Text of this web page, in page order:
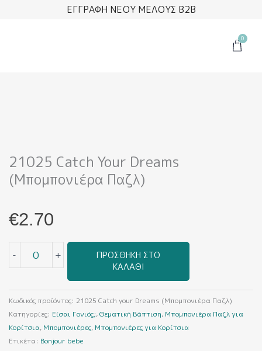
ΕΓΓΡΑΦΗ ΝΕΟΥ ΜΕΛΟΥΣ B2B
0
Cart
21025 Catch Your Dreams
(Μπομπονιέρα Παζλ)
€2.70
-
Dreams
(Μπομπονιέρα
Παζλ)
ποσότητα
+
ΠΡΟΣΘΉΚΗ ΣΤΟ
ΚΑΛΆΘΙ
Κωδικός προϊόντος: 21025 Catch your Dreams (Μπομπονιέρα Παζλ)
Κατηγορίες: Είσαι Γονιός;,Θεματική Βάπτιση, Μπομπονιέρα Παζλ για
Κορίτσια, Μπομπονιέρες, Μπομπονιέρες για Κορίτσια
Ετικέτα: Bonjour bebe